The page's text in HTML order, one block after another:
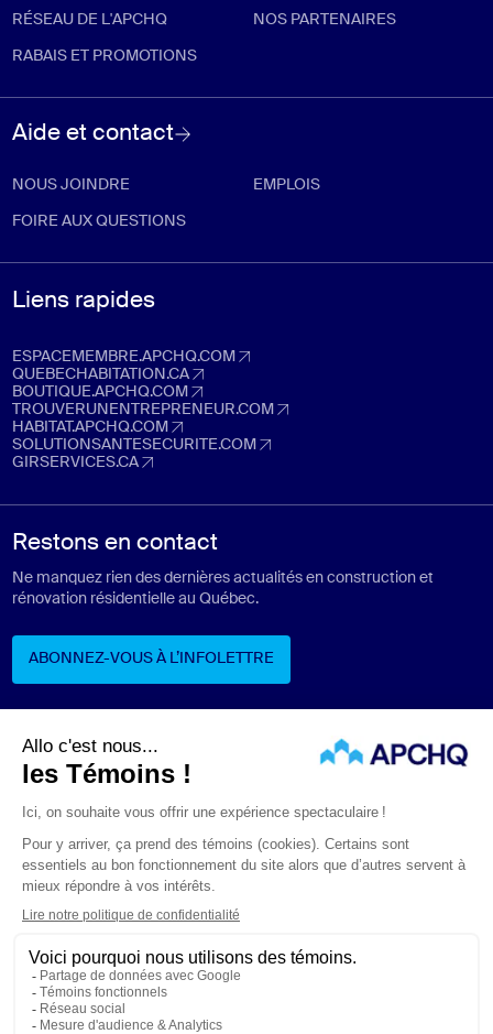
RÉSEAU DE L'APCHQ NOS PARTENAIRES
RABAIS ET PROMOTIONS
Aide et contact
NOUS JOINDRE EMPLOIS
FOIRE AUX QUESTIONS
Liens rapides
ESPACEMEMBRE.APCHQ.COM
espacemembre.apchq.com (Ouvre dans un nouvel onglet)
QUEBECHABITATION.CA
quebechabitation.ca (Ouvre dans un nouvel onglet)
BOUTIQUE.APCHQ.COM
boutique.apchq.com (Ouvre dans un nouvel onglet)
TROUVERUNENTREPRENEUR.COM
trouverunentrepreneur.com (Ouvre dans un nouvel onglet)
HABITAT.APCHQ.COM
habitat.apchq.com (Ouvre dans un nouvel onglet)
SOLUTIONSANTESECURITE.COM
solutionsantesecurite.com (Ouvre dans un nouvel onglet)
GIRSERVICES.CA
Restons en contact
Ne manquez rien des dernières actualités en construction et
rénovation résidentielle au Québec.
ABONNEZ-VOUS À L’INFOLETTRE
ABONNEZ-VOUS À L’INFOLETTRE
Suivez-nous
ÉNONCÉS LÉGAUX
CONFIDENTIALITÉ
PROTECTION DES RENSEIGNEMENTS PERSONNELS